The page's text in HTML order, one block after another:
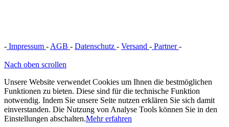
- Impressum - AGB - Datenschutz - Versand - Partner-
Nach oben scrollen
Unsere Website verwendet Cookies um Ihnen die bestmöglichen
Funktionen zu bieten. Diese sind für die technische Funktion
notwendig. Indem Sie unsere Seite nutzen erklären Sie sich damit
einverstanden. Die Nutzung von Analyse Tools können Sie in den
Einstellungen abschalten.Mehr erfahren